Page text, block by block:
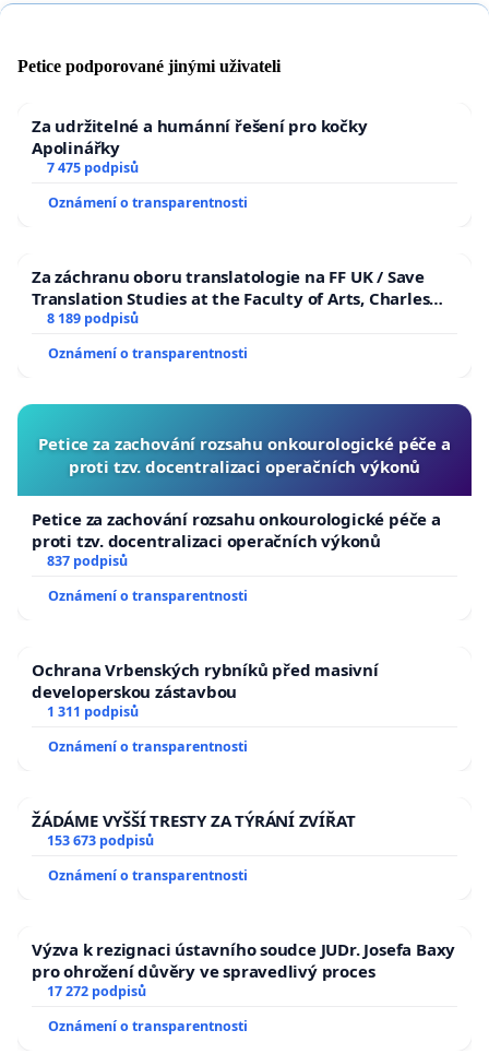
Petice podporované jinými uživateli
Za udržitelné a humánní řešení pro kočky
Apolinářky
7 475 podpisů
Oznámení o transparentnosti
Za záchranu oboru translatologie na FF UK / Save
Translation Studies at the Faculty of Arts, Charles
University
8 189 podpisů
Oznámení o transparentnosti
Petice za zachování rozsahu onkourologické péče a
proti tzv. docentralizaci operačních výkonů
Petice za zachování rozsahu onkourologické péče a
proti tzv. docentralizaci operačních výkonů
837 podpisů
Oznámení o transparentnosti
Ochrana Vrbenských rybníků před masivní
developerskou zástavbou
1 311 podpisů
Oznámení o transparentnosti
ŽÁDÁME VYŠŠÍ TRESTY ZA TÝRÁNÍ ZVÍŘAT
153 673 podpisů
Oznámení o transparentnosti
Výzva k rezignaci ústavního soudce JUDr. Josefa Baxy
pro ohrožení důvěry ve spravedlivý proces
17 272 podpisů
Oznámení o transparentnosti